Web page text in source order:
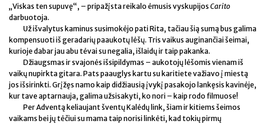
„Viskas ten supuvę“, – pripažįsta reikalo ėmusis vyskupijos Carito
darbuotoja.
Už išvalytus kaminus susimokėjo pati Rita, tačiau šią sumą bus galima
kompensuoti iš geradarių paaukotų lėšų. Tris vaikus auginančiai šeimai,
kurioje dabar jau abu tėvai su negalia, išlaidų ir taip pakanka.
Džiaugsmas ir svajonės išsipildymas – aukotojų lėšomis vienam iš
vaikų nupirkta gitara. Pats paauglys kartu su karitiete važiavo į miestą
jos išsirinkti. Grįžęs namo kaip didžiausią įvykį pasakojo lankęsis kavinėje,
kur tave aptarnauja, galima užsisakyti, ko nori – kaip rodo filmuose!
Per Adventą keliaujant šventų Kalėdų link, šiam ir kitiems šeimos
vaikams bei jų tėčiui su mama taip norisi linkėti, kad tokių pirmų